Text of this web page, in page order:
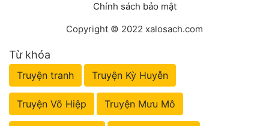
Chính sách bảo mật
Copyright © 2022 xalosach.com
Từ khóa
Truyện tranh Truyện Kỳ Huyễn
Truyện Võ Hiệp Truyện Mưu Mô